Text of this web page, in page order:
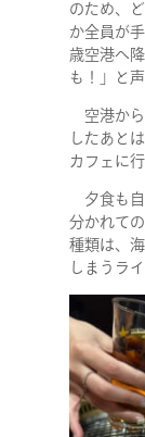
のため、
か全員が
歳空港へ
も！」と
空港から
したあと
カフェに
夕食も自
分かれて
種類は、
しまうラ